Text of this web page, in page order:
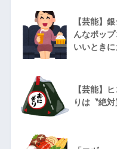
【芸能】
んなポッ
いいとき
【芸能】
りは〝絶